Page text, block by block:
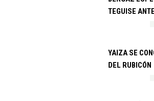
TEGUISE
YAIZA SE
DEL RUBICÓN